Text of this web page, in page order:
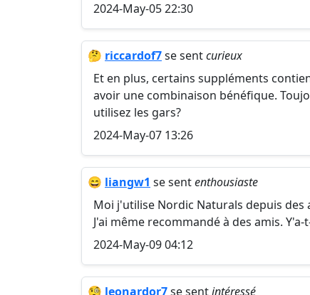
2024-May-05 22:30
🤔 riccardof7se sentcurieux
Et en plus, certains suppléments
avoir une combinaison bénéfique.
utilisez les gars?
2024-May-07 13:26
😄 liangw1 se sententhousiaste
Moi j'utilise Nordic Naturals depuis des
J'ai même recommandé à des amis.
2024-May-09 04:12
🧐 leonardor7se sentintéressé